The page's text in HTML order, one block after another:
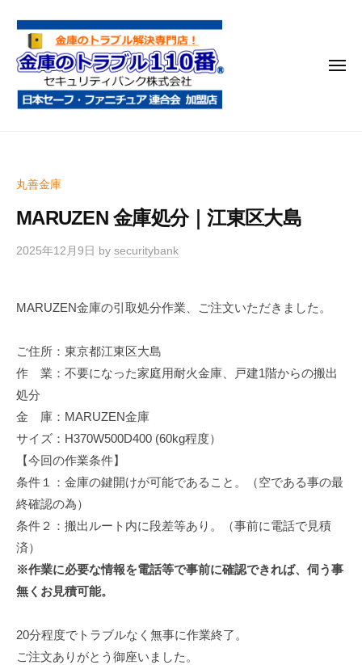
の
ラ
ブ
1
番
開
け
処
移
・
修
理
等
の
専
メ
丸善金庫
MARUZEN 金庫処分｜江東区大島
2025年12月9日 by securitybank
MARUZEN金庫の引取処分作業、ご注文いただきました。
ご住所：東京都江東区大島
作 業：不要になった家庭用耐火金庫、戸建1階からの搬出
処分
金 庫：MARUZEN金庫
サイズ：H370W500D400 (60kg程度）
【今回の作業条件】
条件１：金庫の鍵開けが可能であること。（空である事の最
終確認の為）
条件２：搬出ルート内に段差等あり。（事前に電話で見積
済）
※作業に必要な情報を電話等で事前に確認できれば、伺う事
無くお見積可能。
20分程度でトラブルなく無事に作業終了。
ご注文ありがとう御座いました。
庫
の
ト
ラ
ブ
番